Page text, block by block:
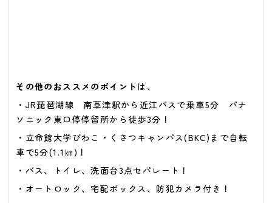
その他のおススメのポイント は、
・JR琵琶湖線 南草津駅から近江バスで乗車5分 パナ
ソニック東口停停留所から徒歩3分 ！
・立命館大学びわこ・くさつキャンパス(BKC)まで自転
車で5分(1.1㎞)！
・バス、トイレ、洗面台3点セパレート ！
・オートロック、宅配ボックス、防犯カメラ付き！